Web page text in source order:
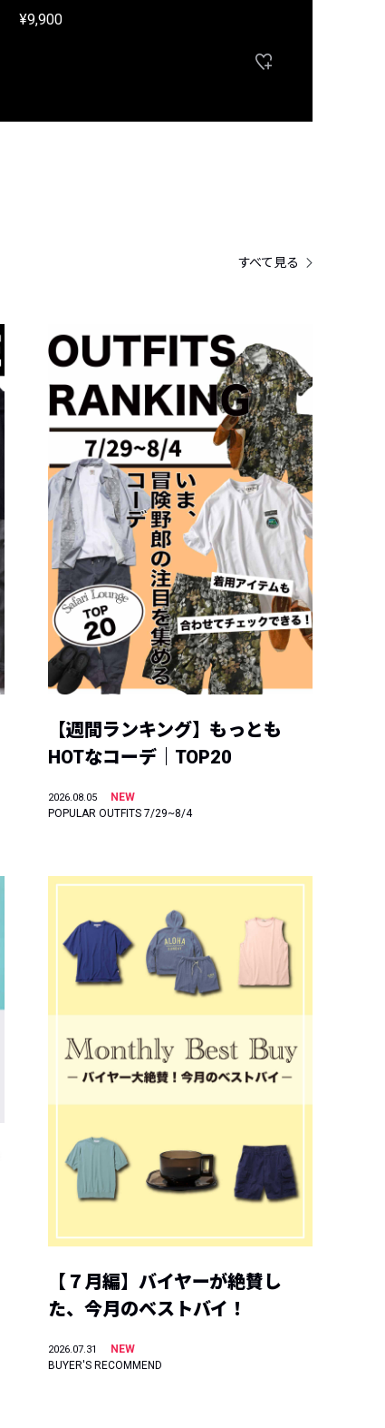
¥9,900
すべて見る
【週間ランキング】もっとも
HOTなコーデ｜TOP20
2026.08.05
NEW
POPULAR OUTFITS 7/29~8/4
【７月編】バイヤーが絶賛し
た、今月のベストバイ！
2026.07.31
NEW
BUYER'S RECOMMEND